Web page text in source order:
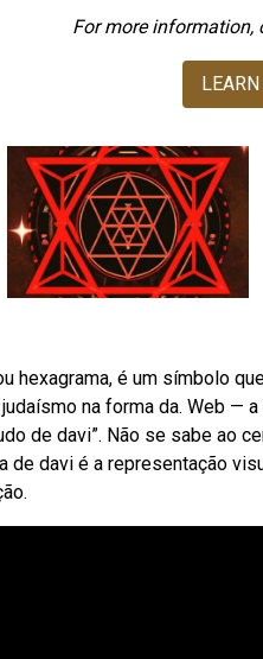
For more information,
hexagrama, é um símbolo
na forma da. Web —
de davi”. Não se sabe ao
de davi é a representação